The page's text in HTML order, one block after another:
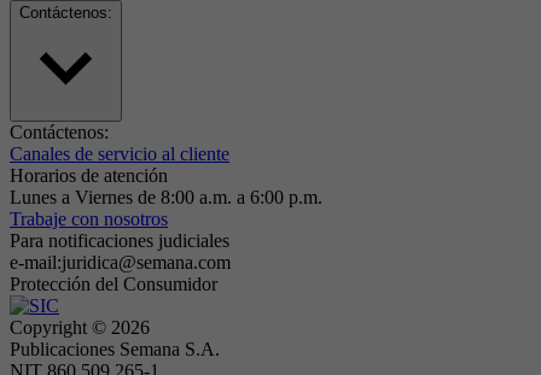
Contáctenos:
Contáctenos:
Canales de servicio al cliente
Horarios de atención
Lunes a Viernes de 8:00 a.m. a 6:00 p.m.
Trabaje con nosotros
Para notificaciones judiciales
e-mail:juridica@semana.com
Protección del Consumidor
Copyright © 2026
Publicaciones Semana S.A.
NIT 860.509.265-1